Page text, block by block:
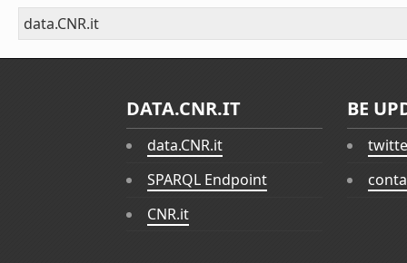
data.CNR.it
DATA.CNR.IT
data.CNR.it
SPARQL Endpoint
CNR.it
BE